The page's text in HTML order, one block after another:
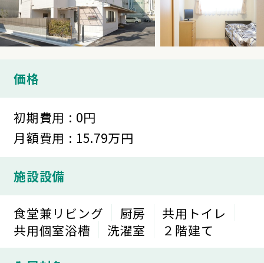
価格
初期費用 : 0円
月額費用 : 15.79万円
施設設備
食堂兼リビング 厨房
共用トイレ
共用個室浴槽
洗濯室 ２階建て